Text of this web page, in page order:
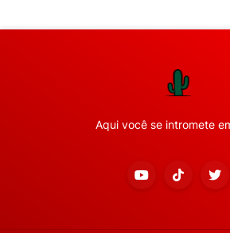
Aqui você se intromete